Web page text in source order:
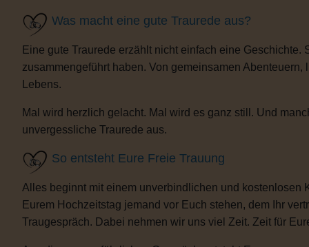
Was macht eine gute Traurede aus?
Eine gute Traurede erzählt nicht einfach eine
zusammengeführt haben. Von gemeinsamen
Lebens.
Mal wird herzlich gelacht. Mal wird es ganz still. Und
unvergessliche Traurede aus.
So entsteht Eure Freie Trauung
Alles beginnt mit einem unverbindlichen und
Eurem Hochzeitstag jemand vor Euch stehen, dem Ihr
Traugespräch. Dabei nehmen wir uns viel Zeit. Zeit für